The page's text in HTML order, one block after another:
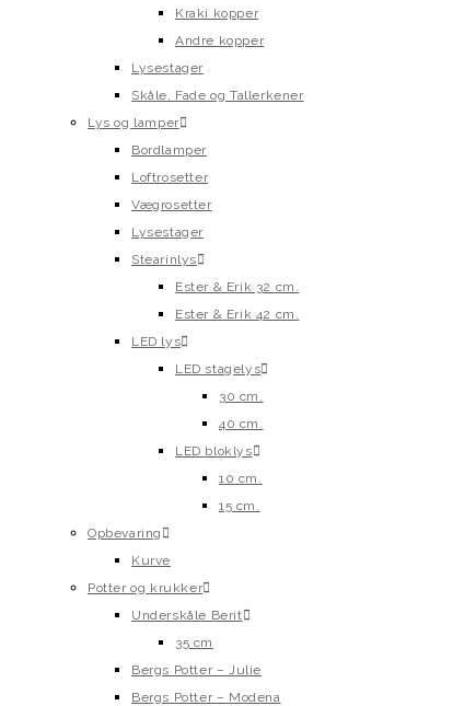
Kraki kopper
Andre kopper
Lysestager
Skåle, Fade og Tallerkener
Lys og lamper
Bordlamper
Loftrosetter
Vægrosetter
Lysestager
Stearinlys
Ester & Erik 32 cm.
Ester & Erik 42 cm.
LED lys
LED stagelys
30 cm.
40 cm.
LED bloklys
10 cm.
15 cm.
Opbevaring
Kurve
Potter og krukker
Underskåle Berit
35 cm
Bergs Potter – Julie
Bergs Potter – Modena